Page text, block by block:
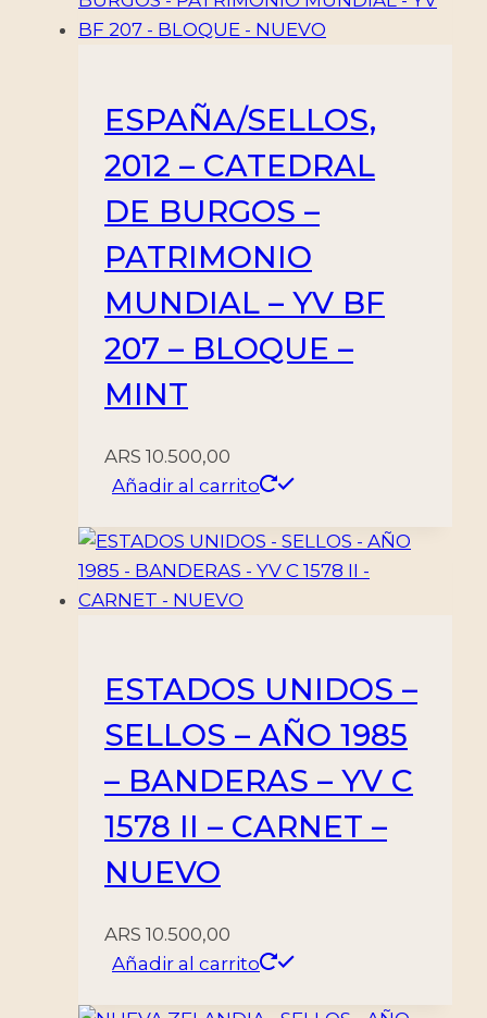
VALORES
cantidadESPAÑA/SELLOS,
2012 – CATEDRAL
DE BURGOS –
PATRIMONIO
MUNDIAL – YV BF
207 – BLOQUE –
MINT
ARS 10.500,00
Añadir al carrito
ESTADOS UNIDOS –
SELLOS – AÑO 1985
– BANDERAS – YV C
1578 II – CARNET –
NUEVO
ARS 10.500,00
Añadir al carrito